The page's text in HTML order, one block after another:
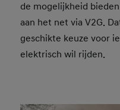
de mogelijkheid
aan het net via V2G.
geschikte keuze voor
elektrisch wil rijden.